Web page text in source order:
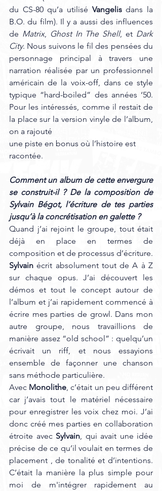
du CS-80 qu’a utilisé Vangelis dans la
B.O. du film). Il y a aussi des influences
de Matrix, Ghost In The Shell, et Dark
City. Nous suivons le fil des pensées du
personnage principal à travers une
narration réalisée par un professionnel
américain de la voix-off, dans ce style
typique “hard-boiled” des années ‘50.
Pour les intéressés, comme il restait de
la place sur la version vinyle de l’album,
on a rajouté
une piste en bonus où l’histoire est
racontée.
Comment un album de cette envergure
se construit-il ? De la composition de
Sylvain Bégot, l’écriture de tes parties
jusqu’à la concrétisation en galette ?
Quand j’ai rejoint le groupe, tout était
déjà en place en termes de
Sylvain écrit absolument tout de A à Z
sur chaque opus. J’ai découvert les
démos et tout le concept autour de
l’album et j’ai rapidement commencé à
écrire mes parties de growl. Dans mon
autre groupe, nous travaillions de
manière assez “old school” : quelqu’un
écrivait un riff, et nous essayions
ensemble de façonner une chanson
sans méthode particulière.
Avec Monolithe , c’était un peu différent
car j’avais tout le matériel nécessaire
pour enregistrer les voix chez moi. J’ai
donc créé mes parties en collaboration
étroite avec Sylvain , qui avait une idée
précise de ce qu’il voulait en termes de
placement , de tonalité et d’intentions.
C’était la manière la plus simple pour
moi de m'intégrer rapidement au